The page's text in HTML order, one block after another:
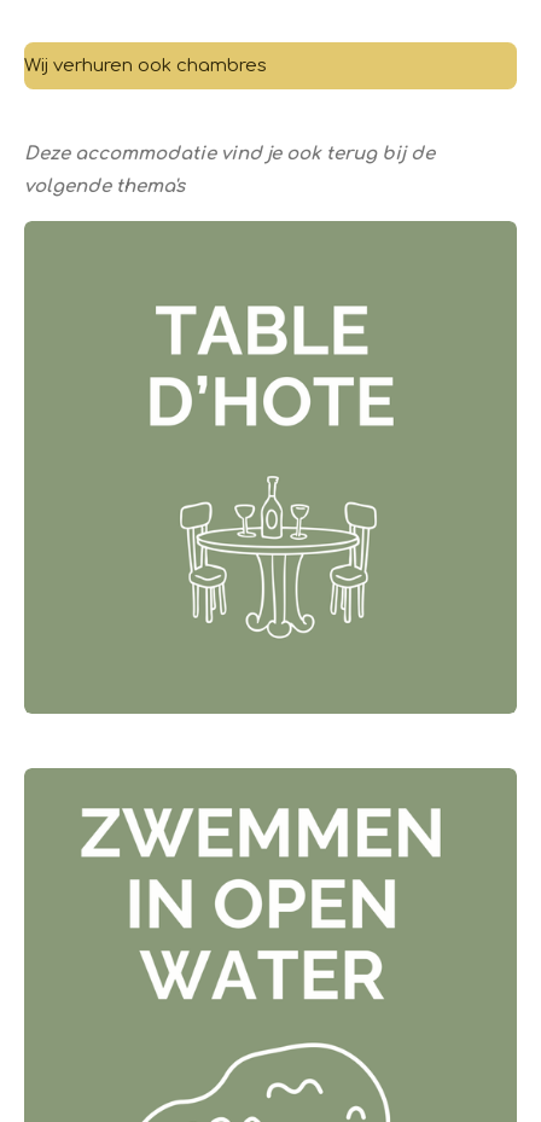
Wij verhuren ook chambres
Deze accommodatie vind je ook terug bij de
volgende thema's